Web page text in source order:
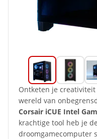
Ontketen je
wereld van
Corsair iCUE Intel
krachtige tool heb je
droomgamecomputer